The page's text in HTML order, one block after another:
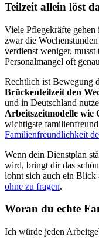
Teilzeit allein löst
Viele Pflegekräfte gehen
zwar die
verdienst weniger,
Personalmangel oft
Rechtlich ist Bewegung
Brückenteilzeit den
und in Deutschland
Arbeitszeitmodelle wie
wichtigste
Familienfreundlichkeit
Wenn dein Dienstplan
wird, bringt dir das
lohnt sich auch ein Blick
ohne zu fragen.
Woran du echte
Ich würde jeden